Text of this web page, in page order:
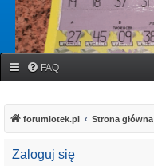
FAQ
forumlotek.pl Strona główna
Zaloguj się